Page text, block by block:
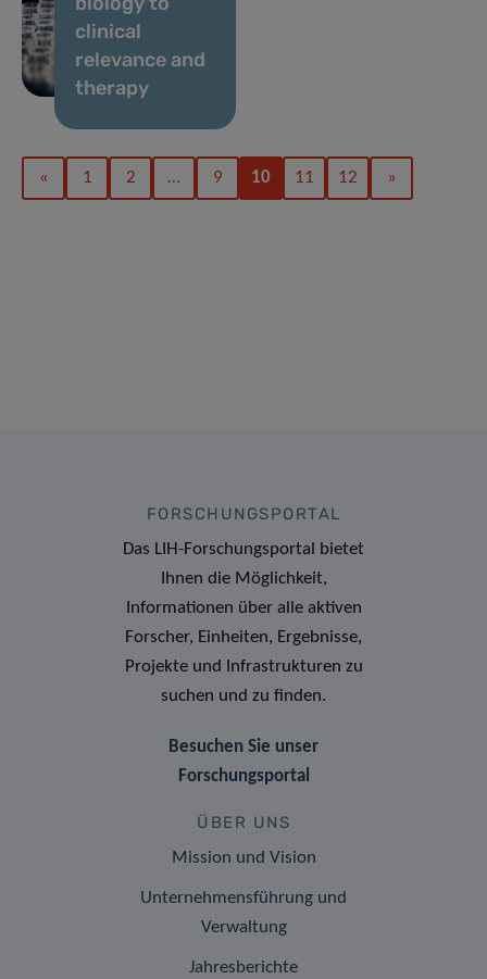
clinical
relevance and
therapy
« 1 2 … 9 10 11 12 »
FORSCHUNGSPORTAL
Das LIH-Forschungsportal bietet
Ihnen die Möglichkeit,
Informationen über alle aktiven
Forscher, Einheiten, Ergebnisse,
Projekte und Infrastrukturen zu
suchen und zu finden.
Besuchen Sie unser
Forschungsportal
ÜBER UNS
Mission und Vision
Unternehmensführung und
Verwaltung
Jahresberichte